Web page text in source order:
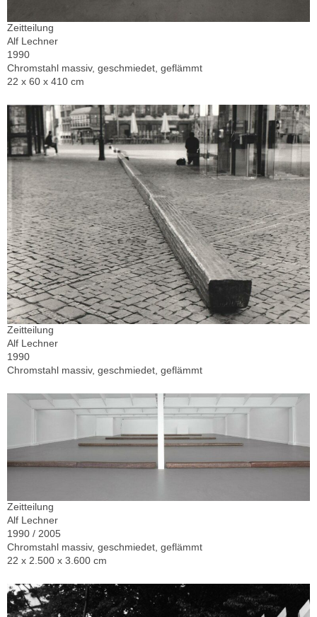
Zeitteilung
Alf Lechner
1990
Chromstahl massiv, geschmiedet, geflämmt
22 x 60 x 410 cm
Zeitteilung
Alf Lechner
1990
Chromstahl massiv, geschmiedet, geflämmt
Zeitteilung
Alf Lechner
1990 / 2005
Chromstahl massiv, geschmiedet, geflämmt
22 x 2.500 x 3.600 cm